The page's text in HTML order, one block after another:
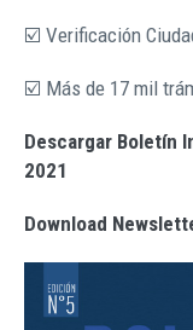
☑️ Verificación
☑️ Más de 17 mil
Descargar Boletín
2021
Download